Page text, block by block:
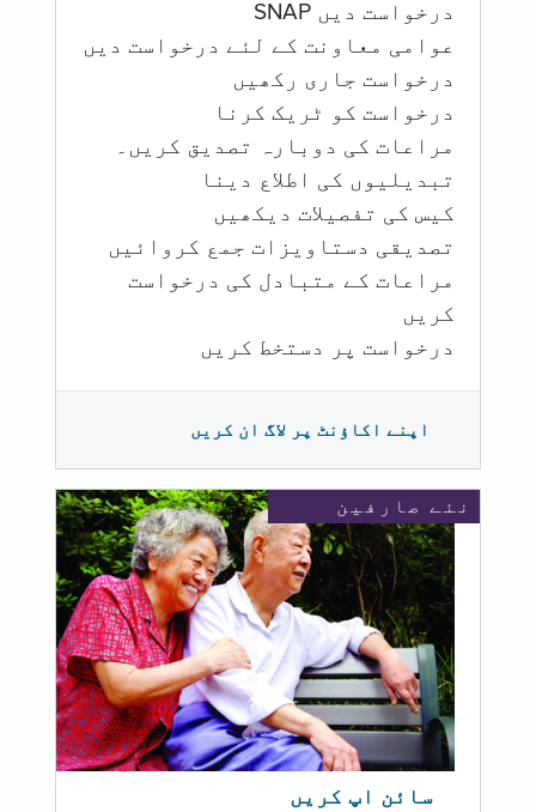
درخواست دیں SNAP
عوامی معاونت کے لئے درخواست دیں
درخواست جاری رکھیں
درخواست کو ٹریک کرنا
مراعات کی دوبارہ تصدیق کریں۔
تبدیلیوں کی اطلاع دینا
کیس کی تفصیلات دیکھیں
تصدیقی دستاویزات جمع کروائیں
مراعات کے متبادل کی درخواست
کریں
درخواست پر دستخط کریں
اپنے اکاؤنٹ پر لاگ ان کریں
نئے صارفین
سائن اپ کریں